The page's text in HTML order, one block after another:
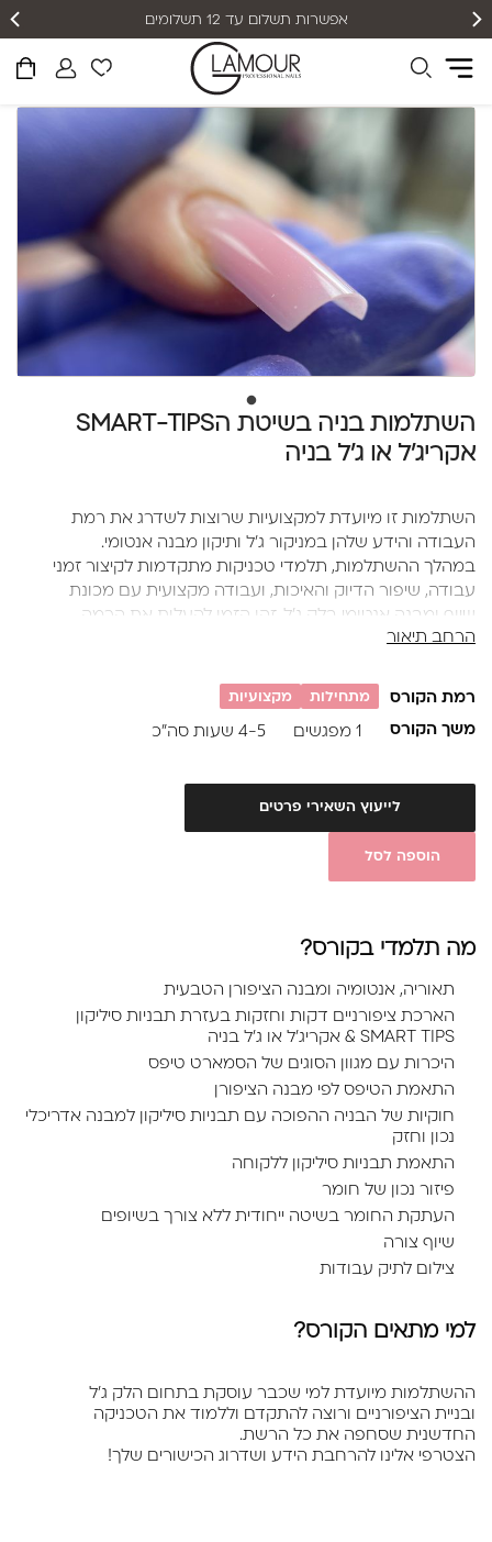
אפשרות תשלום עד 12 תשלומים
השתלמות בניה בשיטת הSMART-TIPS
אקריג'ל או ג'ל בניה
השתלמות זו מיועדת למקצועיות שרוצות לשדרג את רמת
העבודה והידע שלהן במניקור ג'ל ותיקון מבנה אנטומי.
במהלך ההשתלמות, תלמדי טכניקות מתקדמות לקיצור זמני
עבודה, שיפור הדיוק והאיכות, ועבודה מקצועית עם מכונת
שיוף ומבנה אנטומי בלק ג'ל. זהו הזמן להעלות את הרמה
שלך ולהשיג תוצאות יוצאות דופן ומקצועיות!
הרחב תיאור
רמת הקורס מתחילות מקצועיות
משך הקורס 1 מפגשים 4-5 שעות סה”כ
לייעוץ השאירי פרטים
הוספה לסל
מה תלמדי בקורס?
תאוריה, אנטומיה ומבנה הציפורן הטבעית
הארכת ציפורניים דקות וחזקות בעזרת תבניות סיליקון
SMART TIPS & אקריג’ל או ג'ל בניה
היכרות עם מגוון הסוגים של הסמארט טיפס
התאמת הטיפס לפי מבנה הציפורן
חוקיות של הבניה ההפוכה עם תבניות סיליקון למבנה אדריכלי
נכון וחזק
התאמת תבניות סיליקון ללקוחה
פיזור נכון של חומר
העתקת החומר בשיטה ייחודית ללא צורך בשיופים
שיוף צורה
צילום לתיק עבודות
למי מתאים הקורס?
ההשתלמות מיועדת למי שכבר עוסקת בתחום הלק ג'ל
ובניית הציפורניים ורוצה להתקדם וללמוד את הטכניקה
החדשנית שסחפה את כל הרשת.
הצטרפי אלינו להרחבת הידע ושדרוג הכישורים שלך!